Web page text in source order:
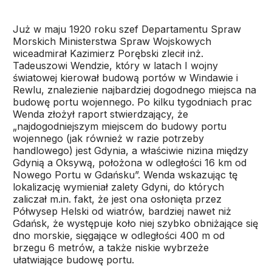
Już w maju 1920 roku szef Departamentu Spraw
Morskich Ministerstwa Spraw Wojskowych
wiceadmirał Kazimierz Porębski zlecił inż.
Tadeuszowi Wendzie, który w latach I wojny
światowej kierował budową portów w Windawie i
Rewlu, znalezienie najbardziej dogodnego miejsca na
budowę portu wojennego. Po kilku tygodniach prac
Wenda złożył raport stwierdzający, że
„najdogodniejszym miejscem do budowy portu
wojennego (jak również w razie potrzeby
handlowego) jest Gdynia, a właściwie nizina między
Gdynią a Oksywą, położona w odległości 16 km od
Nowego Portu w Gdańsku”. Wenda wskazując tę
lokalizację wymieniał zalety Gdyni, do których
zaliczał m.in. fakt, że jest ona osłonięta przez
Półwysep Helski od wiatrów, bardziej nawet niż
Gdańsk, że występuje koło niej szybko obniżające się
dno morskie, sięgające w odległości 400 m od
brzegu 6 metrów, a także niskie wybrzeże
ułatwiające budowę portu.